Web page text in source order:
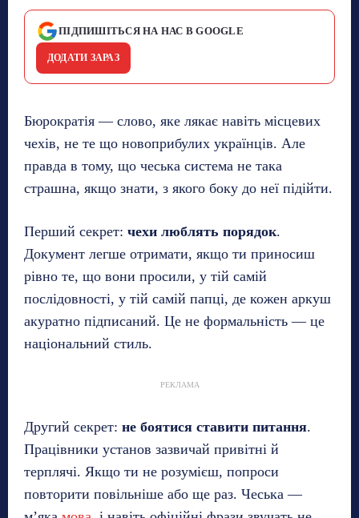
ПІДПИШІТЬСЯ НА НАС В GOOGLE
ДОДАТИ ЗАРАЗ
Бюрократія — слово, яке лякає навіть місцевих
чехів, не те що новоприбулих українців. Але
правда в тому, що чеська система не така
страшна, якщо знати, з якого боку до неї підійти.
Перший секрет: чехи люблять порядок.
Документ легше отримати, якщо ти приносиш
рівно те, що вони просили, у тій самій
послідовності, у тій самій папці, де кожен аркуш
акуратно підписаний. Це не формальність — це
національний стиль.
РЕКЛАМА
Другий секрет: не боятися ставити питання.
Працівники установ зазвичай привітні й
терплячі. Якщо ти не розумієш, попроси
повторити повільніше або ще раз. Чеська —